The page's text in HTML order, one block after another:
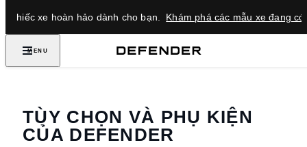
chiếc xe hoàn hảo dành cho bạn. Khám phá các mẫu xe đang có
MENU
TÙY CHỌN VÀ PHỤ KIỆN
CỦA DEFENDER